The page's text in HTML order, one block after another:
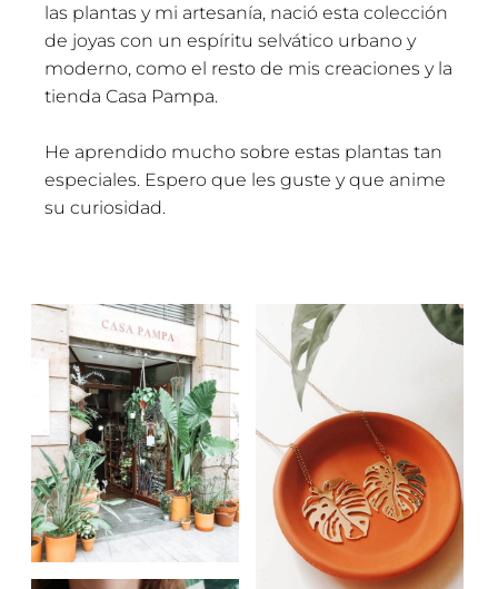
las plantas y mi artesanía, nació esta colección
de joyas con un espíritu selvático urbano y
moderno, como el resto de mis creaciones y la
tienda Casa Pampa.
He aprendido mucho sobre estas plantas tan
especiales. Espero que les guste y que anime
su curiosidad.